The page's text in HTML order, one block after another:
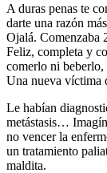
A duras penas te
darte una razón
Ojalá. Comenzaba
Feliz, completa y
comerlo ni beberlo,
Una nueva víctima
Le habían
metástasis…
no vencer la
un tratamiento
maldita.